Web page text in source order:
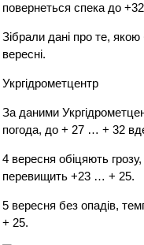
повернеться спека до
Зібрали дані про те, якою
вересні.
Укргідрометцентр
За даними
погода, до + 27 … + 32
4 вересня обіцяють
перевищить +23 … + 25.
5 вересня без опадів,
+ 25.